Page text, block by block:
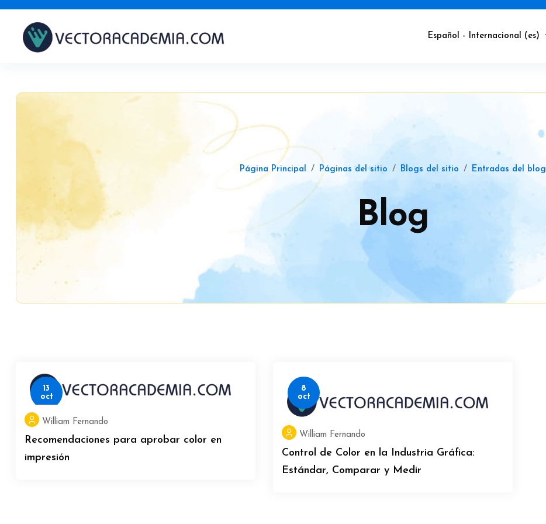
Español - Internacional ‎(es)‎
Página Principal Páginas del sitio Blogs del sitio Entradas del blog
Blog
Bloques
13
oct
William Fernando
Recomendaciones para aprobar color en
impresión
8
oct
William Fernando
Control de Color en la Industria Gráfica:
Estándar, Comparar y Medir